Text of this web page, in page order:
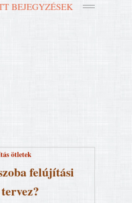
BEJEGYZÉSEK
ötletek
felújítási
tervez?